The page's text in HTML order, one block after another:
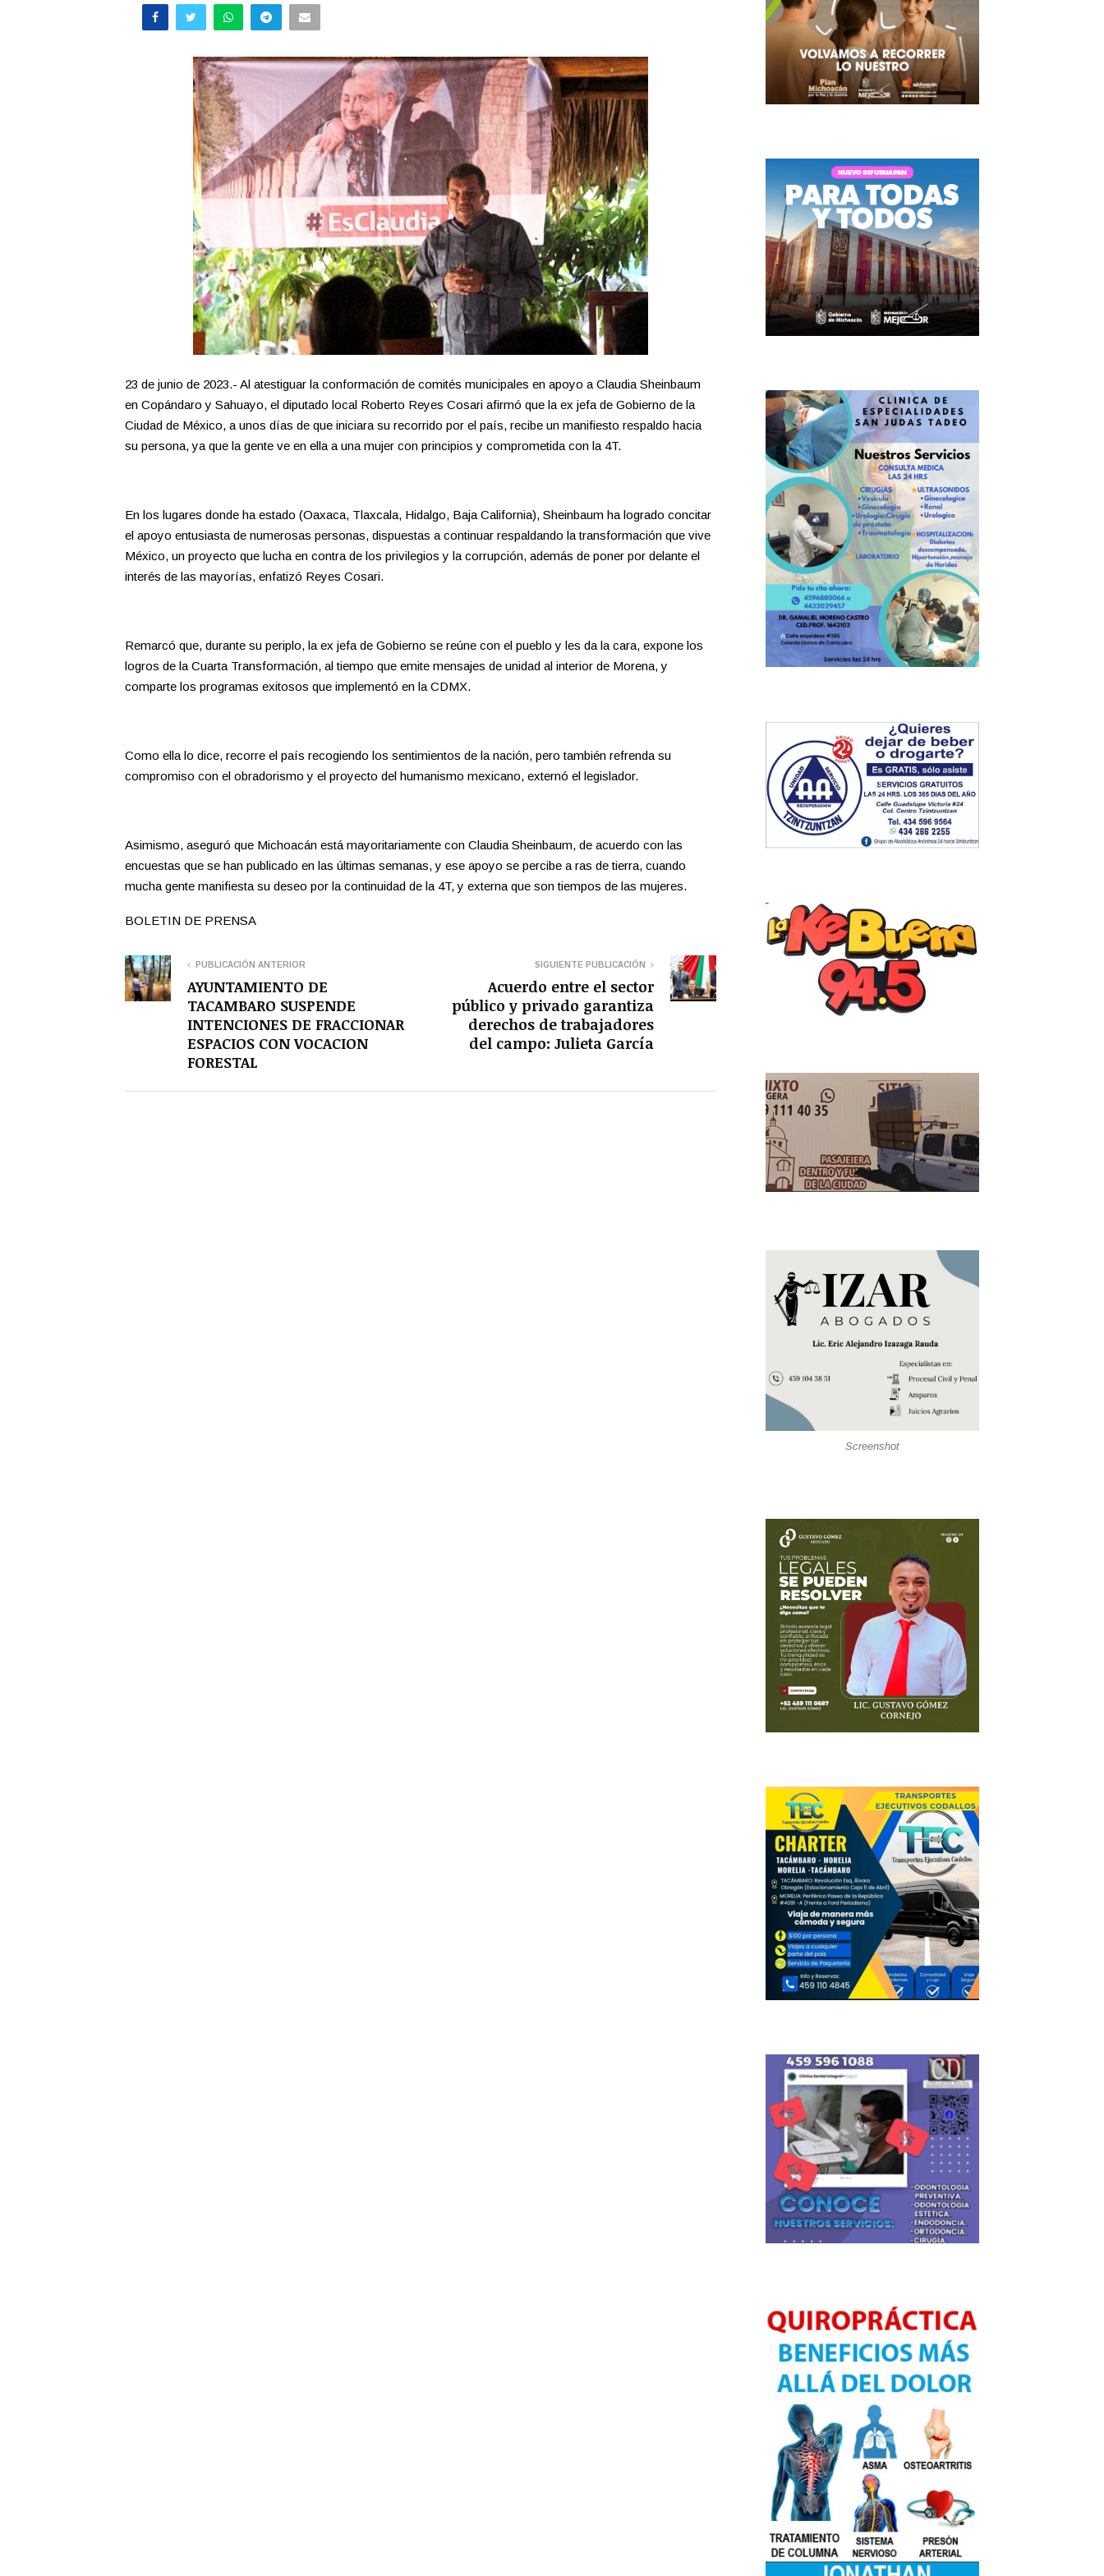
23 de junio de 2023.- Al atestiguar la conformación de comités municipales en apoyo a Claudia Sheinbaum
en Copándaro y Sahuayo, el diputado local Roberto Reyes Cosari afirmó que la ex jefa de Gobierno de la
Ciudad de México, a unos días de que iniciara su recorrido por el país, recibe un manifiesto respaldo hacia
su persona, ya que la gente ve en ella a una mujer con principios y comprometida con la 4T.
En los lugares donde ha estado (Oaxaca, Tlaxcala, Hidalgo, Baja California), Sheinbaum ha logrado concitar
el apoyo entusiasta de numerosas personas, dispuestas a continuar respaldando la transformación que vive
México, un proyecto que lucha en contra de los privilegios y la corrupción, además de poner por delante el
interés de las mayorías, enfatizó Reyes Cosari.
Remarcó que, durante su periplo, la ex jefa de Gobierno se reúne con el pueblo y les da la cara, expone los
logros de la Cuarta Transformación, al tiempo que emite mensajes de unidad al interior de Morena, y
comparte los programas exitosos que implementó en la CDMX.
Como ella lo dice, recorre el país recogiendo los sentimientos de la nación, pero también refrenda su
compromiso con el obradorismo y el proyecto del humanismo mexicano, externó el legislador.
Asimismo, aseguró que Michoacán está mayoritariamente con Claudia Sheinbaum, de acuerdo con las
encuestas que se han publicado en las últimas semanas, y ese apoyo se percibe a ras de tierra, cuando
mucha gente manifiesta su deseo por la continuidad de la 4T, y externa que son tiempos de las mujeres.
BOLETIN DE PRENSA
PUBLICACIÓN ANTERIOR
AYUNTAMIENTO DE
TACAMBARO SUSPENDE
INTENCIONES DE FRACCIONAR
ESPACIOS CON VOCACION
FORESTAL
SIGUIENTE PUBLICACIÓN
Acuerdo entre el sector
público y privado garantiza
derechos de trabajadores
del campo: Julieta García
Screenshot